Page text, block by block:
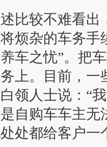
比较不难看出
烦杂的车务手
车之忧”。把
上。目前，一
领人士说：“
自购车车主无
处都给客户一